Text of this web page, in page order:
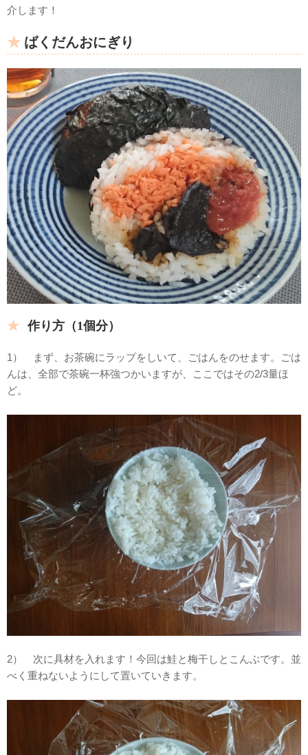
介します！
ばくだんおにぎり
作り方（1個分）
1） まず、お茶碗にラップをしいて、ごはんをのせます。ごは
んは、全部で茶碗一杯強つかいますが、ここではその2/3量ほ
ど。
2） 次に具材を入れます！今回は鮭と梅干しとこんぶです。並
べく重ねないようにして置いていきます。